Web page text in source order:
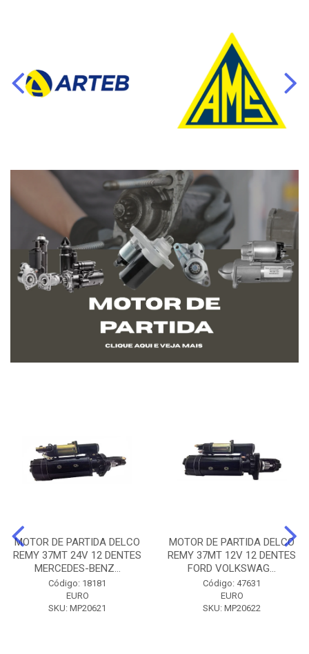
MOTOR DE PARTIDA DELCO
REMY 37MT 24V 12 DENTES
MERCEDES-BENZ...
Código: 18181
EURO
SKU: MP20621
MOTOR DE PARTIDA DELCO
REMY 37MT 12V 12 DENTES
FORD VOLKSWAG...
Código: 47631
EURO
SKU: MP20622